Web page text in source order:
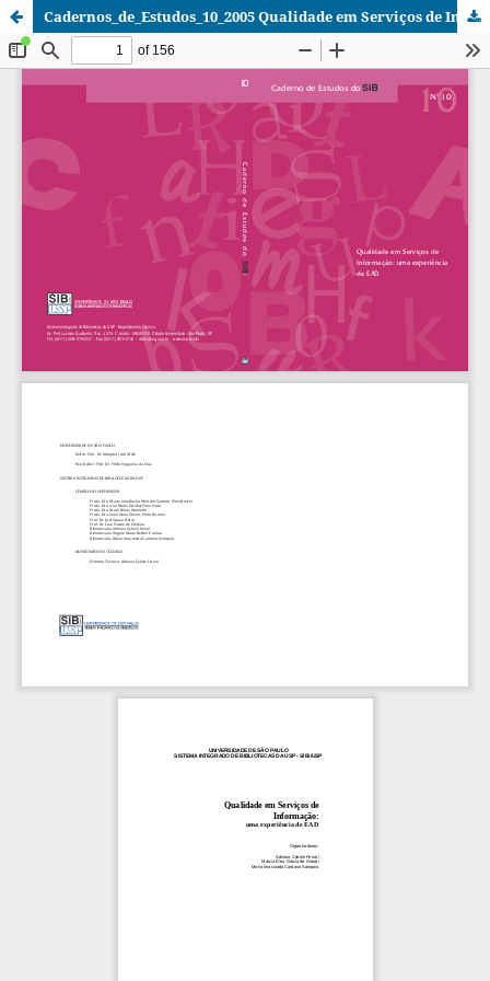
Cadernos_de_Estudos_10_2005 Qualidade em Serviços de Informação- uma experiência EAD.pdf